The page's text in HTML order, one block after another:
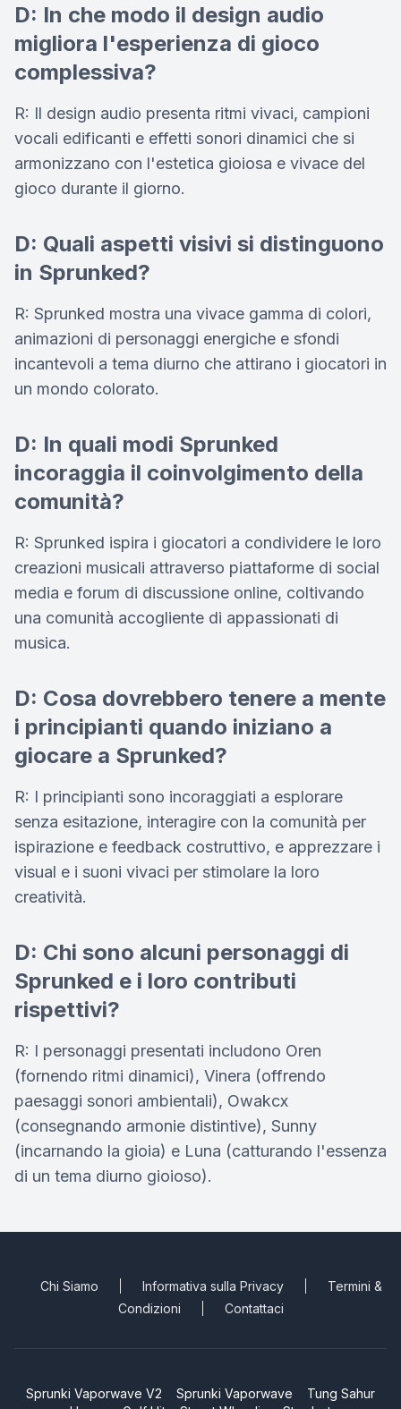
D: In che modo il design audio
migliora l'esperienza di gioco
complessiva?
R: Il design audio presenta ritmi vivaci, campioni
vocali edificanti e effetti sonori dinamici che si
armonizzano con l'estetica gioiosa e vivace del
gioco durante il giorno.
D: Quali aspetti visivi si distinguono
in Sprunked?
R: Sprunked mostra una vivace gamma di colori,
animazioni di personaggi energiche e sfondi
incantevoli a tema diurno che attirano i giocatori in
un mondo colorato.
D: In quali modi Sprunked
incoraggia il coinvolgimento della
comunità?
R: Sprunked ispira i giocatori a condividere le loro
creazioni musicali attraverso piattaforme di social
media e forum di discussione online, coltivando
una comunità accogliente di appassionati di
musica.
D: Cosa dovrebbero tenere a mente
i principianti quando iniziano a
giocare a Sprunked?
R: I principianti sono incoraggiati a esplorare
senza esitazione, interagire con la comunità per
ispirazione e feedback costruttivo, e apprezzare i
visual e i suoni vivaci per stimolare la loro
creatività.
D: Chi sono alcuni personaggi di
Sprunked e i loro contributi
rispettivi?
R: I personaggi presentati includono Oren
(fornendo ritmi dinamici), Vinera (offrendo
paesaggi sonori ambientali), Owakcx
(consegnando armonie distintive), Sunny
(incarnando la gioia) e Luna (catturando l'essenza
di un tema diurno gioioso).
Chi Siamo Informativa sulla Privacy
Termini &
Condizioni
Contattaci
Sprunki Vaporwave V2 Sprunki Vaporwave
Tung Sahur